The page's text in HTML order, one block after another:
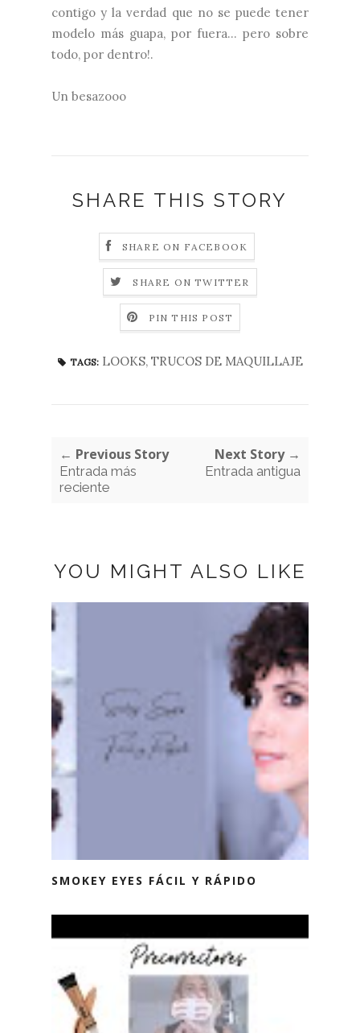
contigo y la verdad que no se puede tener
modelo más guapa, por fuera... pero sobre
todo, por dentro!.
Un besazooo
SHARE THIS STORY
SHARE ON FACEBOOK
SHARE ON TWITTER
PIN THIS POST
TAGS: LOOKS, TRUCOS DE MAQUILLAJE
← Previous Story
Entrada más
reciente
Next Story →
Entrada antigua
YOU MIGHT ALSO LIKE
SMOKEY EYES FÁCIL Y RÁPIDO